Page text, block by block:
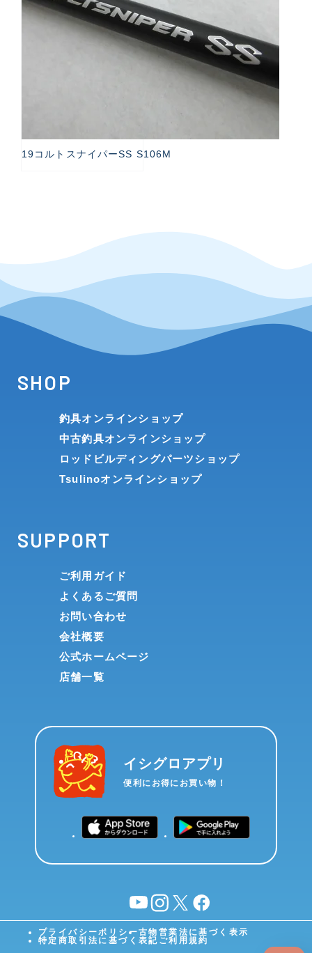
19コルトスナイパーSS S106M
SHOP
釣具オンラインショップ
中古釣具オンラインショップ
ロッドビルディングパーツショップ
Tsulinoオンラインショップ
SUPPORT
ご利用ガイド
よくあるご質問
お問い合わせ
会社概要
公式ホームページ
店舗一覧
イシグロアプリ
便利にお得にお買い物！
YouTubeinstagram
X facebook
プライバシーポリシー古物営業法に基づく表示
特定商取引法に基づく表記 ご利用規約